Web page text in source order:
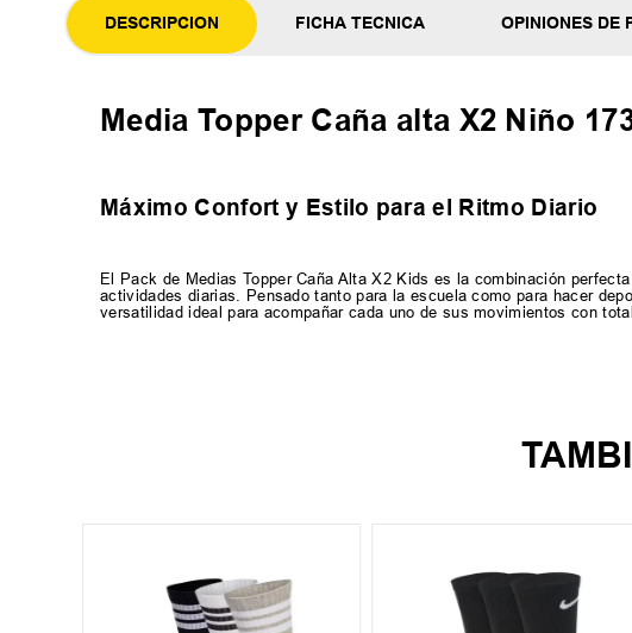
DESCRIPCION FICHA TECNICA OPINIONES DE
Media Topper Caña alta X2 Niño
Máximo Confort y Estilo para el Ritmo Diario
El Pack de Medias Topper Caña Alta X2 Kids es la combinación
actividades diarias. Pensado tanto para la escuela como para hacer
versatilidad ideal para acompañar cada uno de sus movimientos con